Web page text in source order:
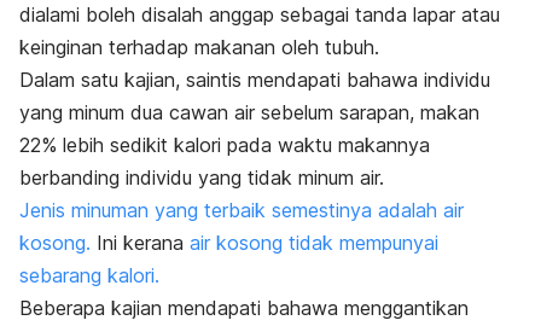
dialami boleh disalah anggap sebagai tanda lapar atau
keinginan terhadap makanan oleh tubuh.
Dalam satu kajian, saintis mendapati bahawa individu
yang minum dua cawan air sebelum sarapan, makan
22% lebih sedikit kalori pada waktu makannya
berbanding individu yang tidak minum air.
Jenis minuman yang terbaik semestinya adalah air
kosong. Ini kerana air kosong tidak mempunyai
sebarang kalori.
Beberapa kajian mendapati bahawa menggantikan